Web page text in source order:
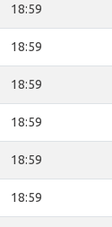
18:59
18:59
18:59
18:59
18:59
18:59